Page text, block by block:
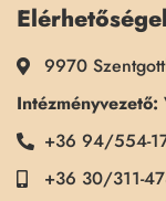
9970
Intézményvezető:
+36 94/554-
+36 30/311-